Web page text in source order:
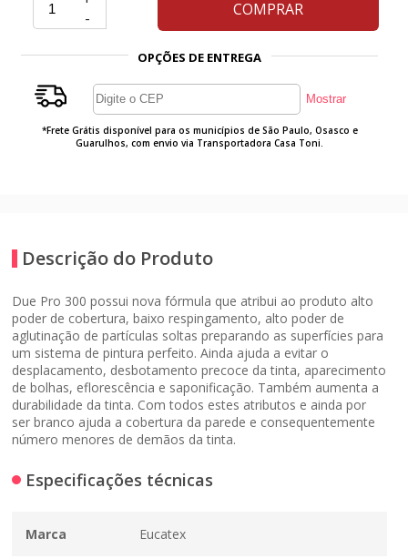
-
COMPRAR
OPÇÕES DE ENTREGA
*Frete Grátis disponível para os municípios de São Paulo, Osasco e
Guarulhos, com envio via Transportadora Casa Toni.
Descrição do Produto
Due Pro 300 possui nova fórmula que atribui ao produto alto
poder de cobertura, baixo respingamento, alto poder de
aglutinação de partículas soltas preparando as superfícies para
um sistema de pintura perfeito. Ainda ajuda a evitar o
desplacamento, desbotamento precoce da tinta, aparecimento
de bolhas, eflorescência e saponificação. Também aumenta a
durabilidade da tinta. Com todos estes atributos e ainda por
ser branco ajuda a cobertura da parede e consequentemente
número menores de demãos da tinta.
Especificações técnicas
Marca Eucatex